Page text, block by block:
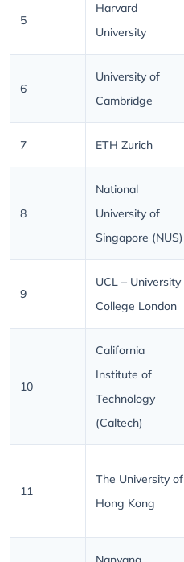
5
Harvard
University
6
University of
Cambridge
7 ETH Zurich
8
National
University of
Singapore (NUS)
9
UCL – University
College London
10
California
Institute of
Technology
(Caltech)
11
The University of
Hong Kong